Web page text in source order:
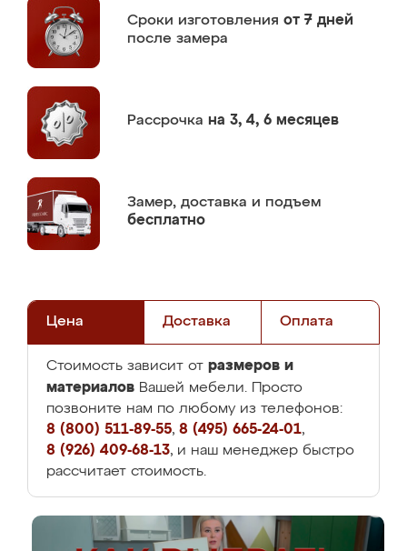
Сроки изготовления от 7 дней
после замера
Рассрочка на 3, 4, 6 месяцев
Замер, доставка и подъем
бесплатно
Цена Доставка Оплата
Стоимость зависит от размеров и
материалов Вашей мебели. Просто
позвоните нам по любому из телефонов:
8 (800) 511-89-55, 8 (495) 665-24-01,
8 (926) 409-68-13, и наш менеджер быстро
рассчитает стоимость.